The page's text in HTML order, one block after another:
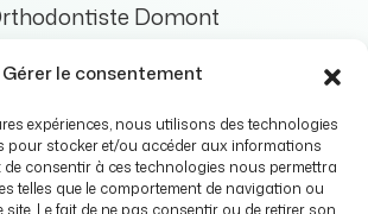
Gérer le consentement
expériences, nous utilisons des technologies
pour stocker et/ou accéder aux informations
de consentir à ces technologies nous permettra
telles que le comportement de navigation ou
site. Le fait de ne pas consentir ou de retirer son
Domont
Bouffémont
Enghien-les-Bains
Saint-Prix